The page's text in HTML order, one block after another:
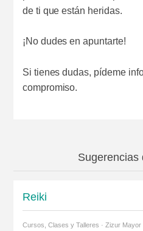
de ti que están heridas.
¡No dudes en apuntarte!
Si tienes dudas, pídeme
compromiso.
Sugerencias
Reiki
Cursos, Clases y Talleres · Zizur Mayor